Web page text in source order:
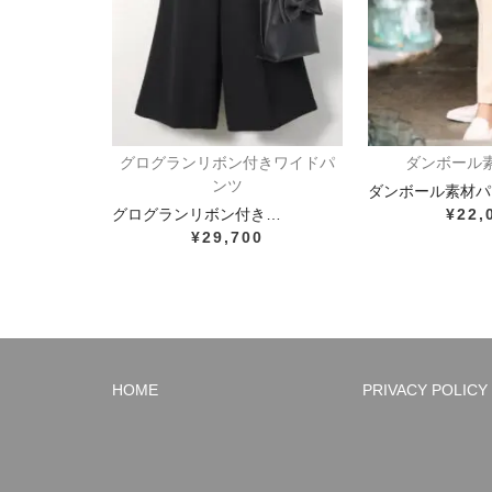
グログランリボン付きワイドパ
ンツ
グログランリボン付き…
¥29,700
ダンボール
ダンボール素材
HOME PRIVACY POLICY